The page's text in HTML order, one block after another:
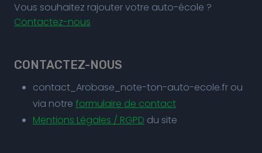
Vous souhaitez rajouter votre auto-école ?
Contactez-nous
CONTACTEZ-NOUS
contact_Arobase_note-ton-auto-ecole.fr ou
via notre formulaire de contact
Mentions Légales / RGPD du site